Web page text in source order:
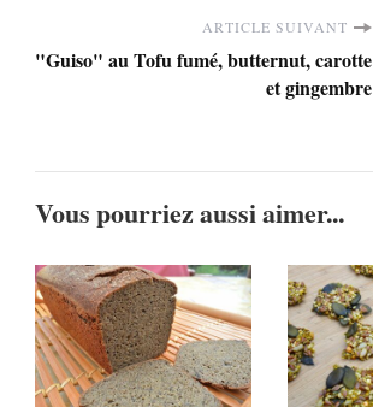
ARTICLE SUIVANT
"Guiso" au Tofu fumé, butternut, carotte
et gingembre
Vous pourriez aussi aimer...